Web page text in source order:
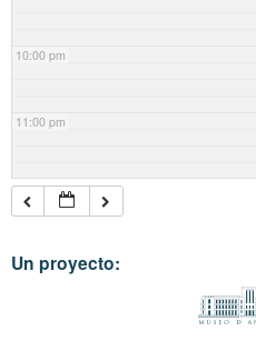
10:00 pm
11:00 pm
Un proyecto: